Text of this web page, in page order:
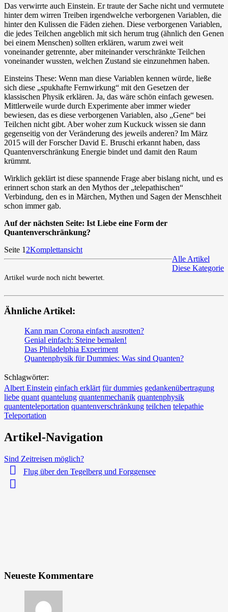
Das verwirrte auch Einstein. Er traute der Sache nicht und vermutete
hinter dem wirren Treiben irgendwelche verborgenen Variablen, die
hinter den Kulissen die Fäden ziehen. Diese verborgenen Variablen,
die jedes Teilchen angeblich mit sich herum trug (ähnlich den Genen
bei einem Menschen) sollten erklären, warum zwei weit
voneinander getrennte, aber miteinander verschränkte Teilchen
voneinander wussten, welchen Zustand sie einzunehmen haben.
Einsteins These: Wenn man diese Variablen kennen würde, ließe
sich diese „spukhafte Fernwirkung“ mit den Gesetzen der
klassischen Physik erklären. Ja, das wäre schön einfach gewesen.
Mittlerweile wurde durch Experimente aber immer wieder
bewiesen, das es diese verborgenen Variablen, also „Gene“ bei
Teilchen nicht gibt. Aber woher zum Kuckuck wissen sie dann
gegenseitig von der Veränderung des jeweils anderen? Im März
2015 will der Forscher David E. Bruschi erkannt haben, dass
Quantenverschränkung Energie bindet und damit den Raum
krümmt.
Wirklich geklärt ist diese spannende Frage aber bislang nicht, und es
erinnert schon stark an den Mythos der „telepathischen“
Verbindung, den es in Märchen, Mythen und Sagen der Menschheit
schon immer gab.
Auf der nächsten Seite: Ist Liebe eine Form der
Quantenverschränkung?
Seite 1 2Komplettansicht
Alle Artikel
Diese Kategorie
Artikel wurde noch nicht bewertet.
Ähnliche Artikel:
Kann man Corona einfach ausrotten?
Genial einfach: Steine bemalen!
Das Philadelphia Experiment
Quantenphysik für Dummies: Was sind Quanten?
Schlagwörter:
Albert Einstein einfach erklärt für dummies gedankenübertragung
liebe quant quantelung quantenmechanik quantenphysik
quantenteleportation quantenverschränkung teilchen telepathie
Teleportation
Artikel-Navigation
Sind Zeitreisen möglich?
Flug über den Tegelberg und Forggensee
Neueste Kommentare